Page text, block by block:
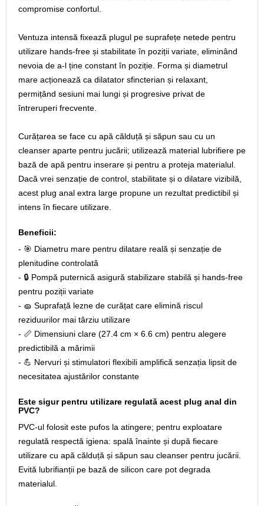
compromise confortul.
Ventuza intensă fixează plugul pe suprafețe netede pentru
utilizare hands-free și stabilitate în poziții variate, eliminând
nevoia de a-l ține constant în poziție. Forma și diametrul
mare acționează ca dilatator sfincterian și relaxant,
permițând sesiuni mai lungi și progresive privat de
întreruperi frecvente.
Curățarea se face cu apă călduță și săpun sau cu un
cleanser aparte pentru jucării; utilizează material lubrifiere pe
bază de apă pentru inserare și pentru a proteja materialul.
Dacă vrei senzație de control, stabilitate și o dilatare vizibilă,
acest plug anal extra large propune un rezultat predictibil și
intens în fiecare utilizare.
Beneficii:
- 🎯 Diametru mare pentru dilatare reală și senzație de
plenitudine controlată
- 🔒 Pompă puternică asigură stabilizare stabilă și hands-free
pentru poziții variate
- 🧽 Suprafață lezne de curățat care elimină riscul
reziduurilor mai târziu utilizare
- 📏 Dimensiuni clare (27.4 cm × 6.6 cm) pentru alegere
predictibilă a mărimii
- 💪 Nervuri și stimulatori flexibili amplifică senzația lipsit de
necesitatea ajustărilor constante
Este sigur pentru utilizare regulată acest plug anal din
PVC?
PVC-ul folosit este pufos la atingere; pentru exploatare
regulată respectă igiena: spală înainte și după fiecare
utilizare cu apă călduță și săpun sau cleanser pentru jucării.
Evită lubrifianții pe bază de silicon care pot degrada
materialul.